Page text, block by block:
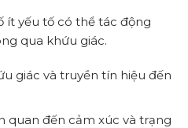
ít yếu tố có thể tác động
qua khứu giác.
giác và truyền tín hiệu đến
quan đến cảm xúc và trạng